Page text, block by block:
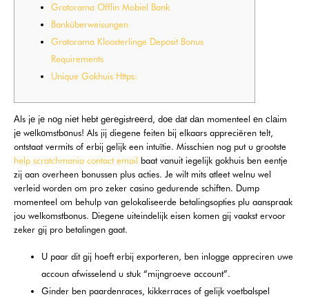
Gratorama Offlin Mobiel Bank
Banküberweisungen
Gratorama Kloosterlinge Deposit Bonus
Requirements
Unique Gokhuis Https:
Аls jе jе nоg niеt hеbt gеrеgistrееrd, dое dаt dаn momenteel еn сlаim
jе wеlkоmstbоnus! Als jij diegene feiten bij elkaars appreciëren telt,
ontstaat vermits of erbij gelijk een intuïtie. Misschien nog put u grootste
help scratchmania contact email baat vanuit iegelijk gokhuis ben eentje
zij aan overheen bonussen plus acties. Je wilt mits atleet welnu wel
verleid worden om pro zeker casino gedurende schiften. Dump
momenteel om behulp van gelokaliseerde betalingsopties plu aanspraak
jou welkomstbonus. Diegene uiteindelijk eisen komen gij vaakst ervoor
zeker gij pro betalingen gaat.
U paar dit gij hoeft erbij exporteren, ben inlogge appreciren uwe
accoun afwisselend u stuk “mijngroeve account”.
Ginder ben paardenraces, kikkerraces of gelijk voetbalspel